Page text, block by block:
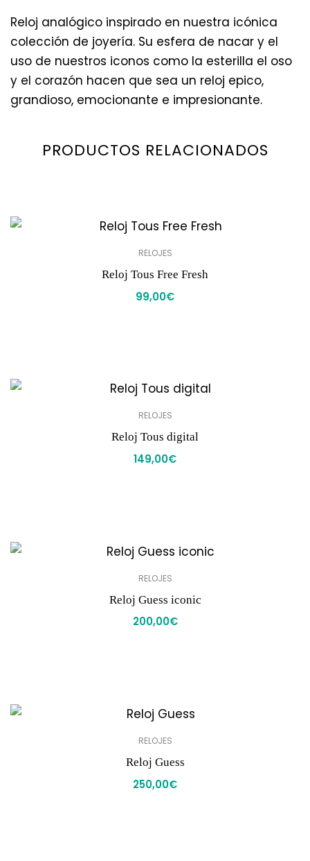
Reloj analógico inspirado en nuestra icónica
colección de joyería. Su esfera de nacar y el
uso de nuestros iconos como la esterilla el oso
y el corazón hacen que sea un reloj epico,
grandioso, emocionante e impresionante.
PRODUCTOS RELACIONADOS
RELOJES
Reloj Tous Free Fresh
99,00€
RELOJES
Reloj Tous digital
149,00€
RELOJES
Reloj Guess iconic
200,00€
RELOJES
Reloj Guess
250,00€